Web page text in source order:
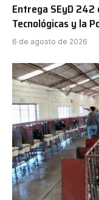
Entrega SEyD
Tecnológicas y la
6 de agosto de 2026